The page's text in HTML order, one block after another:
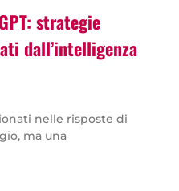
strategie
dall’intelligenza
nelle risposte di
ma una